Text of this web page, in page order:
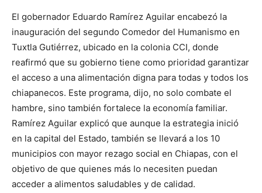
El gobernador Eduardo Ramírez Aguilar encabezó la
inauguración del segundo Comedor del Humanismo en
Tuxtla Gutiérrez, ubicado en la colonia CCI, donde
reafirmó que su gobierno tiene como prioridad garantizar
el acceso a una alimentación digna para todas y todos los
chiapanecos. Este programa, dijo, no solo combate el
hambre, sino también fortalece la economía familiar.
Ramírez Aguilar explicó que aunque la estrategia inició
en la capital del Estado, también se llevará a los 10
municipios con mayor rezago social en Chiapas, con el
objetivo de que quienes más lo necesiten puedan
acceder a alimentos saludables y de calidad.